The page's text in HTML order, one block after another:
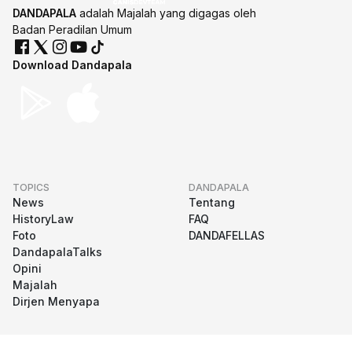
DANDAPALA adalah Majalah yang digagas oleh
Badan Peradilan Umum
Download Dandapala
TOPICS
News
HistoryLaw
Foto
DandapalaTalks
Opini
Majalah
Dirjen Menyapa
DANDAPALA
Tentang
FAQ
DANDAFELLAS